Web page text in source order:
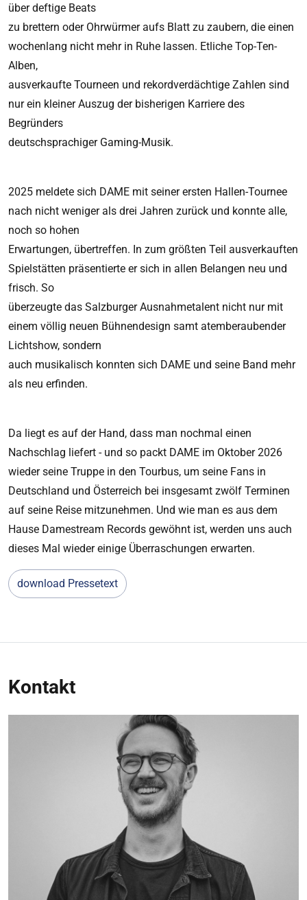
über deftige Beats
zu brettern oder Ohrwürmer aufs Blatt zu zaubern, die einen
wochenlang nicht mehr in Ruhe lassen. Etliche Top-Ten-
Alben,
ausverkaufte Tourneen und rekordverdächtige Zahlen sind
nur ein kleiner Auszug der bisherigen Karriere des
Begründers
deutschsprachiger Gaming-Musik.
2025 meldete sich DAME mit seiner ersten Hallen-Tournee
nach nicht weniger als drei Jahren zurück und konnte alle,
noch so hohen
Erwartungen, übertreffen. In zum größten Teil ausverkauften
Spielstätten präsentierte er sich in allen Belangen neu und
frisch. So
überzeugte das Salzburger Ausnahmetalent nicht nur mit
einem völlig neuen Bühnendesign samt atemberaubender
Lichtshow, sondern
auch musikalisch konnten sich DAME und seine Band mehr
als neu erfinden.
Da liegt es auf der Hand, dass man nochmal einen
Nachschlag liefert - und so packt DAME im Oktober 2026
wieder seine Truppe in den Tourbus, um seine Fans in
Deutschland und Österreich bei insgesamt zwölf Terminen
auf seine Reise mitzunehmen. Und wie man es aus dem
Hause Damestream Records gewöhnt ist, werden uns auch
dieses Mal wieder einige Überraschungen erwarten.
download Pressetext
Kontakt